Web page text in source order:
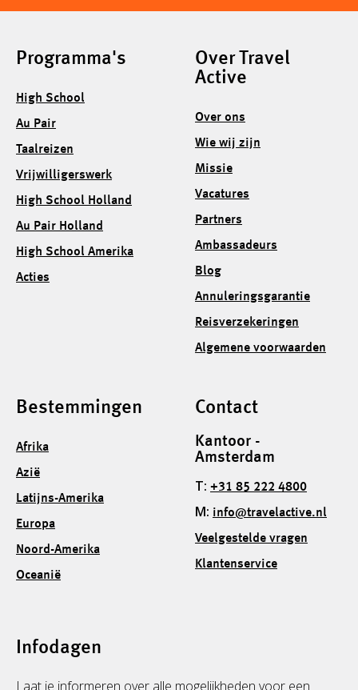
Programma's
High School
Au Pair
Taalreizen
Vrijwilligerswerk
High School Holland
Au Pair Holland
High School Amerika
Acties
Over Travel
Active
Over ons
Wie wij zijn
Missie
Vacatures
Partners
Ambassadeurs
Blog
Annuleringsgarantie
Reisverzekeringen
Algemene voorwaarden
Bestemmingen
Afrika
Azië
Latijns-Amerika
Europa
Noord-Amerika
Oceanië
Contact
Kantoor -
Amsterdam
T: +31 85 222 4800
M: info@travelactive.nl
Veelgestelde vragen
Klantenservice
Infodagen
Laat je informeren over alle mogelijkheden voor een